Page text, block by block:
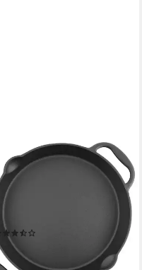
TORO
Grillpfanne Gusseisen
Ø 35 cm,
aus Gusseisen,
Grillzube, Gusseisen
€
- in 3-4 Werktagen bei dir